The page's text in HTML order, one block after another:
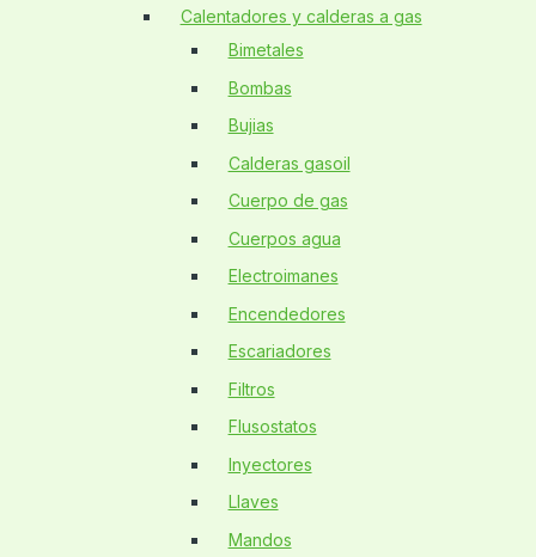
Calentadores y calderas a gas
Bimetales
Bombas
Bujias
Calderas gasoil
Cuerpo de gas
Cuerpos agua
Electroimanes
Encendedores
Escariadores
Filtros
Flusostatos
Inyectores
Llaves
Mandos